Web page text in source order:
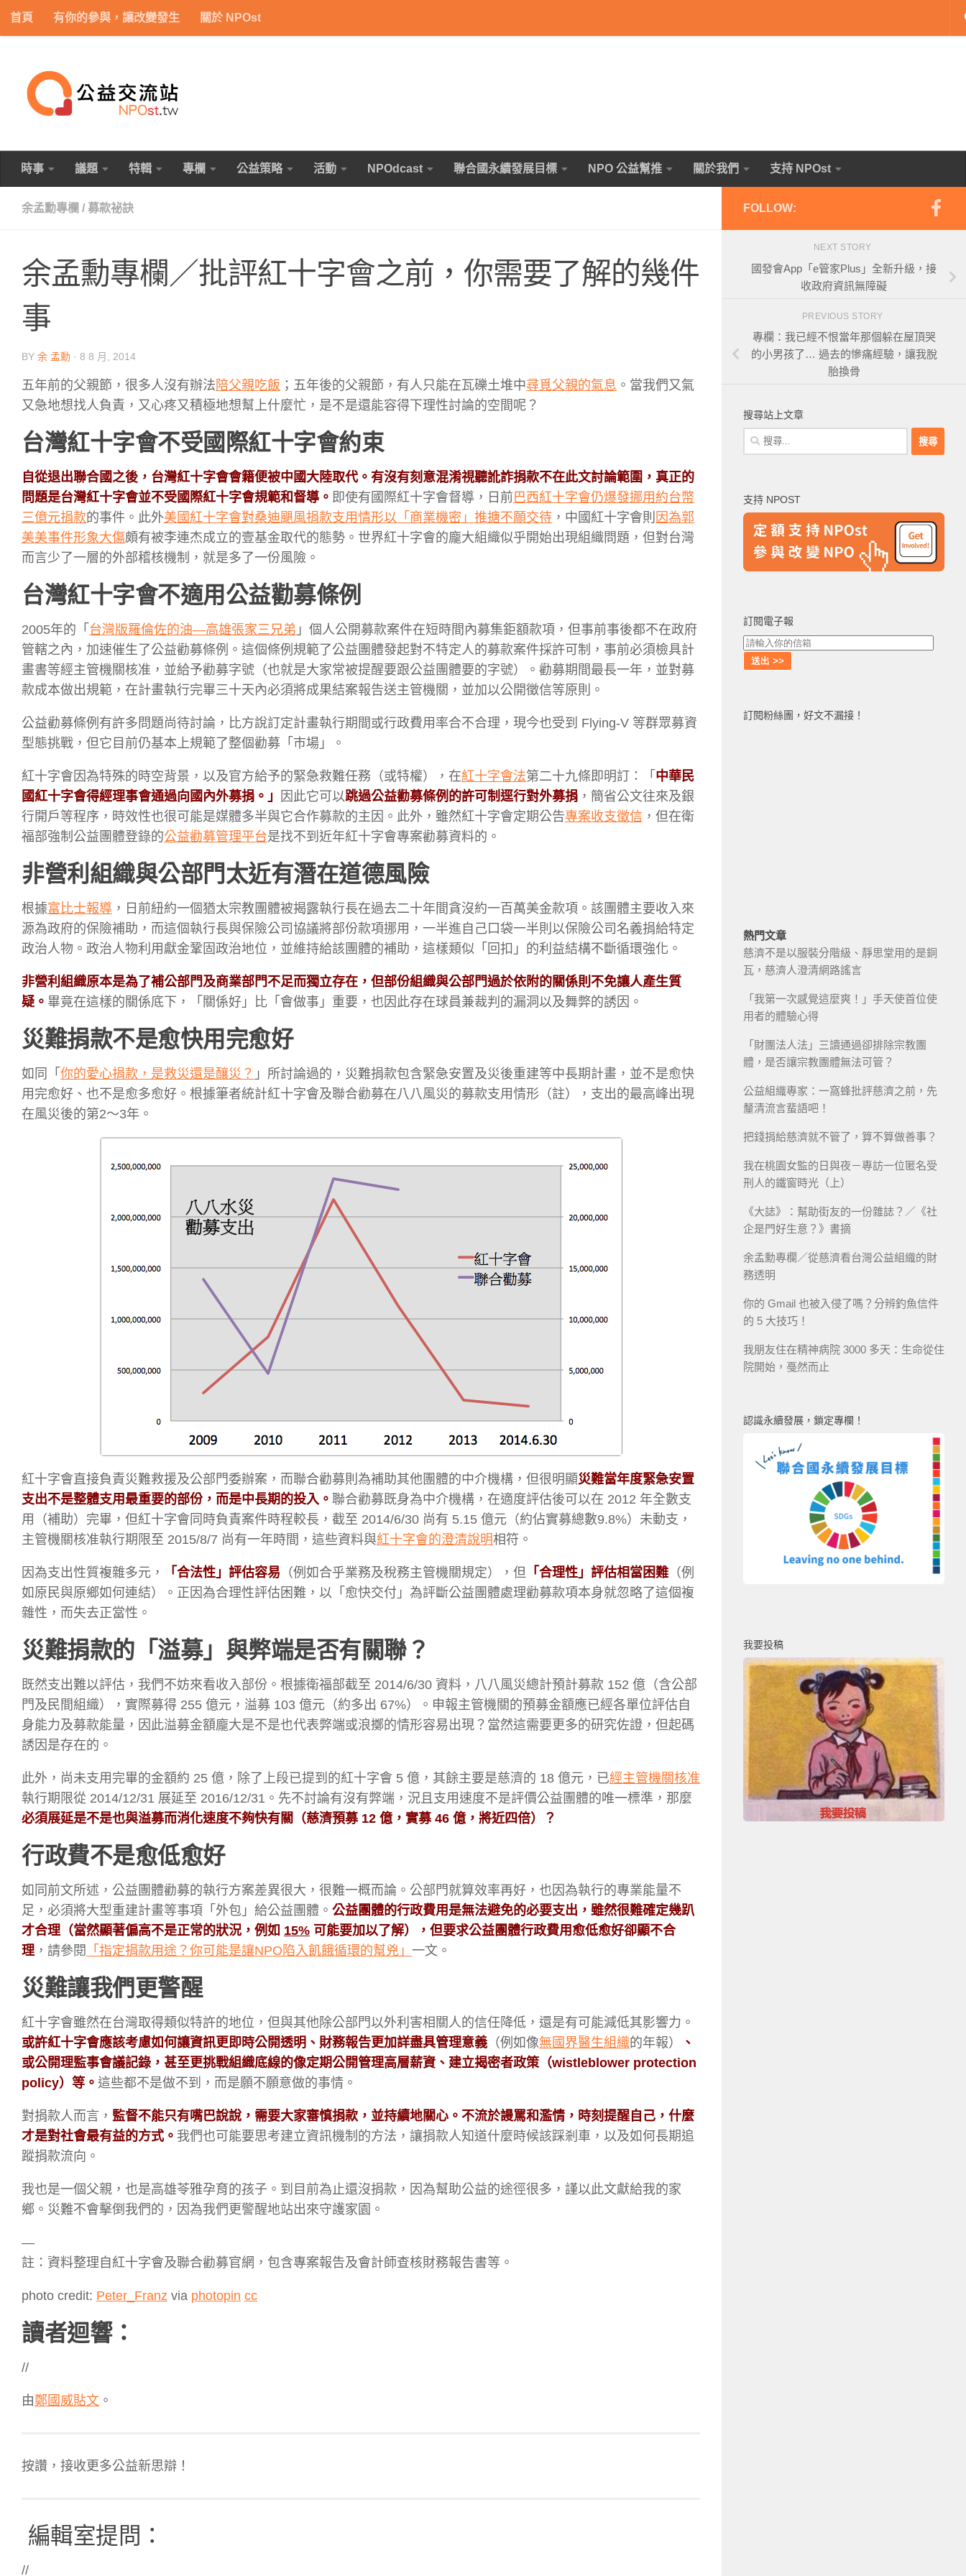
Skip to content
首頁 有你的參與，讓改變發生 關於 NPOst
時事 議題 特輯 專欄 公益策略 活動 NPOdcast 聯合國永續發展目標 NPO 公益幫推 關於我們 支持 NPOst
余孟勳專欄 / 募款祕訣
余孟勳專欄／批評紅十字會之前，你需要了解的幾件
事
BY 余 孟勳 · 8 8 月, 2014
五年前的父親節，很多人沒有辦法 陪父親吃飯 ；五年後的父親節，有人只能在瓦礫土堆中尋覓父親的氣息 。當我們又氣
又急地想找人負責，又心疼又積極地想幫上什麼忙，是不是還能容得下理性討論的空間呢？
台灣紅十字會不受國際紅十字會約束
自從退出聯合國之後，台灣紅十字會會籍便被中國大陸取代。有沒有刻意混淆視聽訛詐捐款不在此文討論範圍，真正的
問題是台灣紅十字會並不受國際紅十字會規範和督導。 即使有國際紅十字會督導，日前 巴西紅十字會仍爆發挪用約台幣
三億元捐款的事件。此外美國紅十字會對桑迪颶風捐款支用情形以「商業機密」推搪不願交待 ，中國紅十字會則 因為郭
美美事件形象大傷頗有被李連杰成立的壹基金取代的態勢。世界紅十字會的龐大組織似乎開始出現組織問題，但對台灣
而言少了一層的外部稽核機制，就是多了一份風險。
台灣紅十字會不適用公益勸募條例
2005年的「 台灣版羅倫佐的油—高雄張家三兄弟 」個人公開募款案件在短時間內募集鉅額款項，但事前事後都不在政府
管轄之內，加速催生了公益勸募條例。這個條例規範了公益團體發起對不特定人的募款案件採許可制，事前必須檢具計
畫書等經主管機關核准，並給予勸募字號（也就是大家常被提醒要跟公益團體要的字號）。勸募期間最長一年，並對募
款成本做出規範，在計畫執行完畢三十天內必須將成果結案報告送主管機關，並加以公開徵信等原則。
公益勸募條例有許多問題尚待討論，比方說訂定計畫執行期間或行政費用率合不合理，現今也受到 Flying-V 等群眾募資
型態挑戰，但它目前仍基本上規範了整個勸募「巿場」。
紅十字會因為特殊的時空背景，以及官方給予的緊急救難任務（或特權），在紅十字會法第二十九條即明訂：「 中華民
國紅十字會得經理事會通過向國內外募捐。」
因此它可以跳過公益勸募條例的許可制逕行對外募捐 ，簡省公文往來及銀
行開戶等程序，時效性也很可能是媒體多半與它合作募款的主因。此外，雖然紅十字會定期公告專案收支徵信 ，但在衛
福部強制公益團體登錄的公益勸募管理平台是找不到近年紅十字會專案勸募資料的。
非營利組織與公部門太近有潛在道德風險
根據富比士報導 ，日前紐約一個猶太宗教團體被揭露執行長在過去二十年間貪沒約一百萬美金款項。該團體主要收入來
源為政府的保險補助，而這個執行長與保險公司協議將部份款項挪用，一半進自己口袋一半則以保險公司名義捐給特定
政治人物。政治人物利用獻金鞏固政治地位，並維持給該團體的補助，這樣類似「回扣」的利益結構不斷循環強化。
非營利組織原本是為了補公部門及商業部門不足而獨立存在，但部份組織與公部門過於依附的關係則不免讓人產生質
疑。 畢竟在這樣的關係底下，「關係好」比「會做事」重要，也因此存在球員兼裁判的漏洞以及舞弊的誘因。
災難捐款不是愈快用完愈好
如同「 你的愛心捐款，是救災還是釀災？ 」所討論過的，災難捐款包含緊急安置及災後重建等中長期計畫，並不是愈快
用完愈好、也不是愈多愈好。根據筆者統計紅十字會及聯合勸募在八八風災的募款支用情形（註），支出的最高峰出現
在風災後的第2～3年。
紅十字會直接負責災難救援及公部門委辦案，而聯合勸募則為補助其他團體的中介機構，但很明顯災難當年度緊急安置
支出不是整體支用最重要的部份，而是中長期的投入。 聯合勸募既身為中介機構，在適度評估後可以在 2012 年全數支
用（補助）完畢，但紅十字會同時負責案件時程較長，截至 2014/6/30 尚有 5.15 億元（約佔實募總數9.8%）未動支，
主管機關核准執行期限至 2015/8/7 尚有一年時間，這些資料與紅十字會的澄清說明相符。
因為支出性質複雜多元， 「合法性」評估容易 （例如合乎業務及稅務主管機關規定），但 「合理性」評估相當困難 （例
如原民與原鄉如何連結）。正因為合理性評估困難，以「愈快交付」為評斷公益團體處理勸募款項本身就忽略了這個複
雜性，而失去正當性。
災難捐款的「溢募」與弊端是否有關聯？
既然支出難以評估，我們不妨來看收入部份。根據衛福部截至 2014/6/30 資料，八八風災總計預計募款 152 億（含公部
門及民間組織），實際募得 255 億元，溢募 103 億元（約多出 67%）。申報主管機關的預募金額應已經各單位評估自
身能力及募款能量，因此溢募金額龐大是不是也代表弊端或浪擲的情形容易出現？當然這需要更多的研究佐證，但起碼
誘因是存在的。
此外，尚未支用完畢的金額約 25 億，除了上段已提到的紅十字會 5 億，其餘主要是慈濟的 18 億元，已經主管機關核准
執行期限從 2014/12/31 展延至 2016/12/31。先不討論有沒有弊端，況且支用速度不是評價公益團體的唯一標準，那麼
必須展延是不是也與溢募而消化速度不夠快有關（慈濟預募 12 億，實募 46 億，將近四倍）？
行政費不是愈低愈好
如同前文所述，公益團體勸募的執行方案差異很大，很難一概而論。公部門就算效率再好，也因為執行的專業能量不
足，必須將大型重建計畫等事項「外包」給公益團體。 公益團體的行政費用是無法避免的必要支出，雖然很難確定幾趴
才合理（當然顯著偏高不是正常的狀況，例如 15% 可能要加以了解），但要求公益團體行政費用愈低愈好卻顯不合
理 ，請參閱 「 指定捐款用途？你可能是讓NPO陷入飢餓循環的幫兇 」 一文。
災難讓我們更警醒
紅十字會雖然在台灣取得類似特許的地位，但與其他除公部門以外利害相關人的信任降低，還是有可能減低其影響力。
或許紅十字會應該考慮如何讓資訊更即時公開透明、財務報告更加詳盡具管理意義 （例如像無國界醫生組織的年報）
、
或公開理監事會議記錄，甚至更挑戰組織底線的像定期公開管理高層薪資、建立揭密者政策（wistleblower protection
policy）等。 這些都不是做不到，而是願不願意做的事情。
對捐款人而言， 監督不能只有嘴巴說說，需要大家審慎捐款，並持續地關心。不流於謾罵和濫情，時刻提醒自己，什麼
才是對社會最有益的方式。 我們也可能要思考建立資訊機制的方法，讓捐款人知道什麼時候該踩剎車，以及如何長期追
蹤捐款流向。
我也是一個父親，也是高雄苓雅孕育的孩子。到目前為止還沒捐款，因為幫助公益的途徑很多，謹以此文獻給我的家
鄉。災難不會擊倒我們的，因為我們更警醒地站出來守護家園。
—
註：資料整理自紅十字會及聯合勸募官網，包含專案報告及會計師查核財務報告書等。
photo credit: Peter_Franz via photopin cc
讀者迴響：
//
由鄭國威貼文 。
按讚，接收更多公益新思辯！
編輯室提問：
//
FOLLOW:
NEXT STORY
國發會App「e管家Plus」全新升級，接
收政府資訊無障礙
PREVIOUS STORY
專欄：我已經不恨當年那個躲在屋頂哭
的小男孩了… 過去的慘痛經驗，讓我脫
胎換骨
搜尋站上文章
搜
尋
字:
支持 NPOST
訂閱電子報
訂閱粉絲團，好文不漏接！
熱門文章
慈濟不是以服裝分階級、靜思堂用的是銅
瓦，慈濟人澄清網路謠言
「我第一次感覺這麼爽！」手天使首位使
用者的體驗心得
「財團法人法」三讀通過卻排除宗教團
體，是否讓宗教團體無法可管？
公益組織專家：一窩蜂批評慈濟之前，先
釐清流言蜚語吧！
把錢捐給慈濟就不管了，算不算做善事？
我在桃園女監的日與夜－專訪一位匿名受
刑人的鐵窗時光（上）
《大誌》：幫助街友的一份雜誌？／《社
企是門好生意？》書摘
余孟勳專欄／從慈濟看台灣公益組織的財
務透明
你的 Gmail 也被入侵了嗎？分辨釣魚信件
的 5 大技巧！
我朋友住在精神病院 3000 多天：生命從住
院開始，戞然而止
認識永續發展，鎖定專欄！
我要投稿